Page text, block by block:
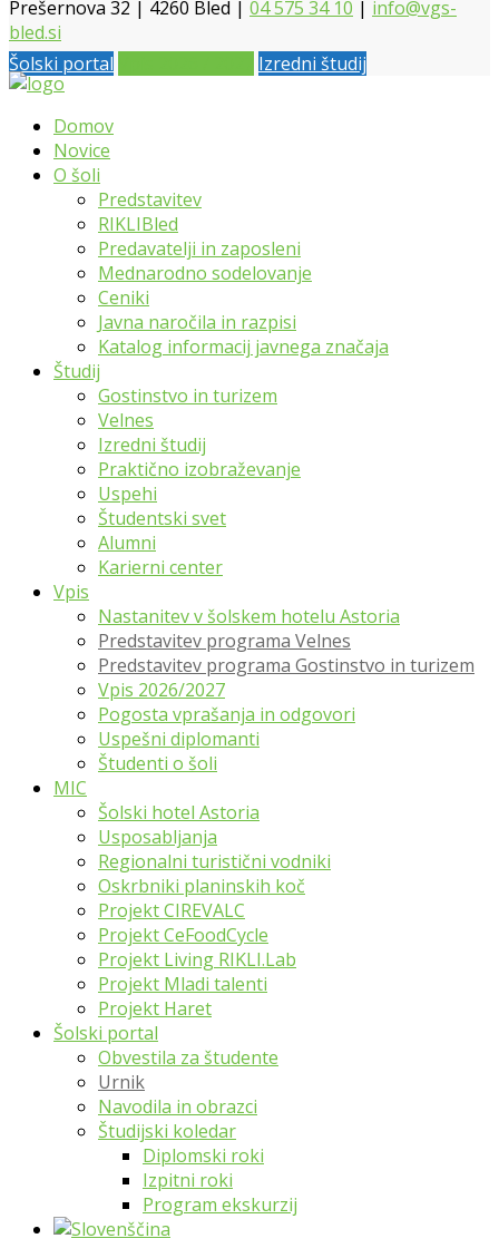
Prešernova 32 | 4260 Bled | 04 575 34 10 | info@vgs-
bled.si
Šolski portal
Izredni študij
Domov
Novice
O šoli
Predstavitev
RIKLIBled
Predavatelji in zaposleni
Mednarodno sodelovanje
Ceniki
Javna naročila in razpisi
Katalog informacij javnega značaja
Študij
Gostinstvo in turizem
Velnes
Izredni študij
Praktično izobraževanje
Uspehi
Študentski svet
Alumni
Karierni center
Vpis
Nastanitev v šolskem hotelu Astoria
Predstavitev programa Velnes
Predstavitev programa Gostinstvo in turizem
Vpis 2026/2027
Pogosta vprašanja in odgovori
Uspešni diplomanti
Študenti o šoli
MIC
Šolski hotel Astoria
Usposabljanja
Regionalni turistični vodniki
Oskrbniki planinskih koč
Projekt CIREVALC
Projekt CeFoodCycle
Projekt Living RIKLI.Lab
Projekt Mladi talenti
Projekt Haret
Šolski portal
Obvestila za študente
Urnik
Navodila in obrazci
Študijski koledar
Diplomski roki
Izpitni roki
Program ekskurzij